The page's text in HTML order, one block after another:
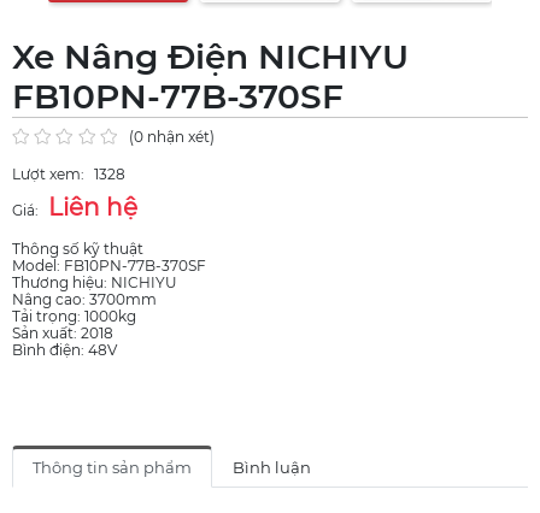
Xe Nâng Điện NICHIYU
FB10PN-77B-370SF
(0 nhận xét)
Lượt xem: 1328
Giá:
Liên hệ
Thông số kỹ thuật
Model: FB10PN-77B-370SF
Thương hiệu: NICHIYU
Nâng cao: 3700mm
Tải trọng: 1000kg
Sản xuất: 2018
Bình điện: 48V
Thông tin sản phẩm Bình luận